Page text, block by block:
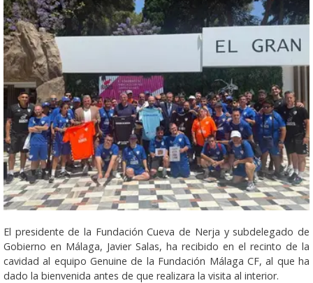
El presidente de la Fundación Cueva de Nerja y subdelegado de
Gobierno en Málaga, Javier Salas, ha recibido en el recinto de la
cavidad al equipo Genuine de la Fundación Málaga CF, al que ha
dado la bienvenida antes de que realizara la visita al interior.